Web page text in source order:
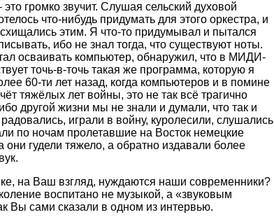
громко звучит. Слушая сельский духовой
что-нибудь придумать для этого оркестра, и
этим. Я что-то придумывал и пытался
ибо не знал тогда, что существуют ноты.
осваивать компьютер, обнаружил, что в МИДИ-
точь-в-точь такая же программа, которую я
60-ти лет назад, когда компьютеров и в помине
тяжёлых лет войны, это не так всё трагично
другой жизни мы не знали и думали, что так и
играли в войну, куролесили, слушались
по ночам пролетавшие на Восток немецкие
они гудели тяжело, а обратно издавали более
на Ваш взгляд, нуждаются наши современники?
воспитано не музыкой, а «звуковым
Вы сами сказали в одном из интервью.